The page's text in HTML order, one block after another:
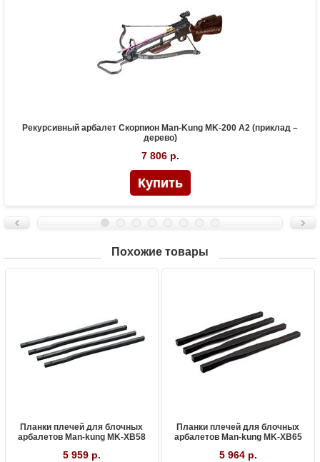
Рекурсивный арбалет Скорпион Man-Kung MK-200 A2 (приклад –
дерево)
7 806 р.
Похожие товары
Планки плечей для блочных
арбалетов Man-kung MK-XB58
5 959 р.
Планки плечей для блочных
арбалетов Man-kung MK-XB65
5 964 р.